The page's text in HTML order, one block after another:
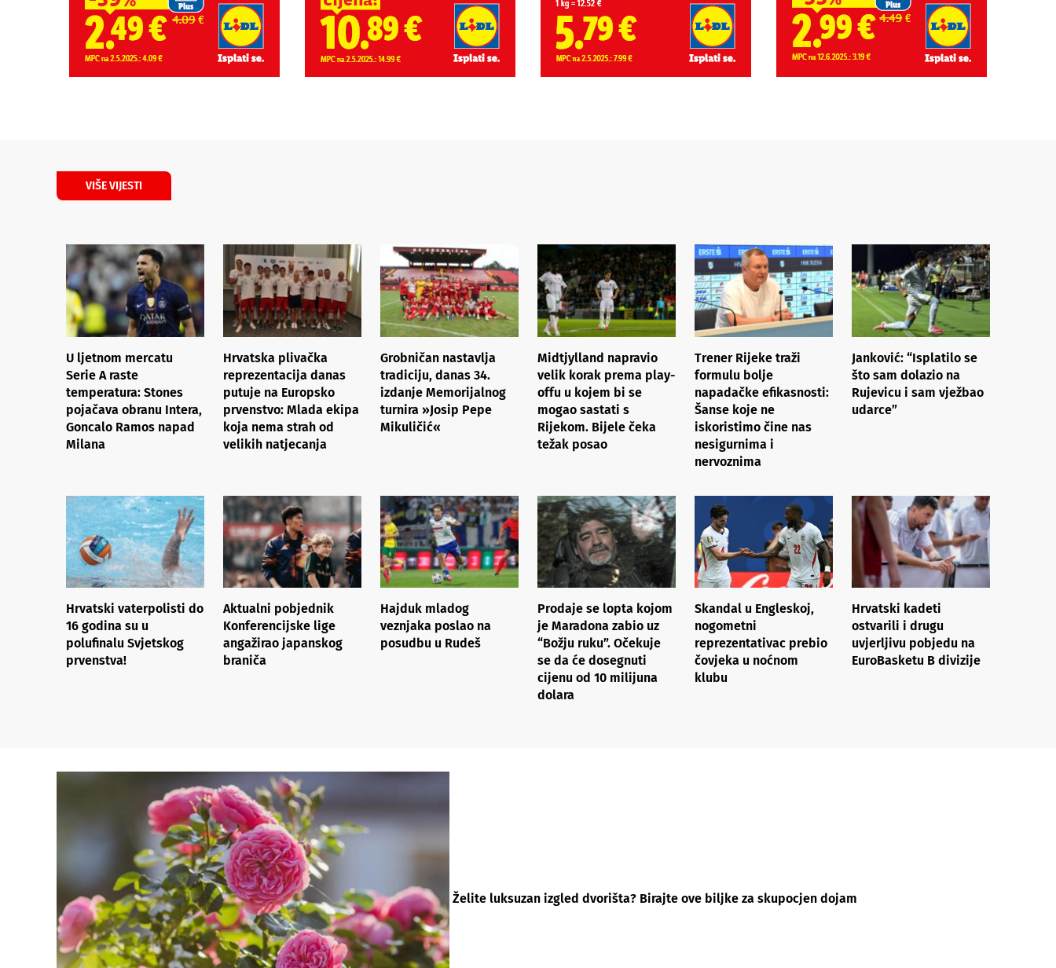
VIŠE VIJESTI
U ljetnom mercatu
Serie A raste
temperatura: Stones
pojačava obranu Intera,
Goncalo Ramos napad
Milana
Hrvatska plivačka
reprezentacija danas
putuje na Europsko
prvenstvo: Mlada ekipa
koja nema strah od
velikih natjecanja
Grobničan nastavlja
tradiciju, danas 34.
izdanje Memorijalnog
turnira »Josip Pepe
Mikuličić«
Midtjylland napravio
velik korak prema play-
offu u kojem bi se
mogao sastati s
Rijekom. Bijele čeka
težak posao
Trener Rijeke traži
formulu bolje
napadačke efikasnosti:
Šanse koje ne
iskoristimo čine nas
nesigurnima i
nervoznima
Janković: “Isplatilo se
što sam dolazio na
Rujevicu i sam vježbao
udarce”
Hrvatski vaterpolisti do
16 godina su u
polufinalu Svjetskog
prvenstva!
Aktualni pobjednik
Konferencijske lige
angažirao japanskog
braniča
Hajduk mladog
veznjaka poslao na
posudbu u Rudeš
Prodaje se lopta kojom
je Maradona zabio uz
“Božju ruku”. Očekuje
se da će dosegnuti
cijenu od 10 milijuna
dolara
Skandal u Engleskoj,
nogometni
reprezentativac prebio
čovjeka u noćnom
klubu
Hrvatski kadeti
ostvarili i drugu
uvjerljivu pobjedu na
EuroBasketu B divizije
Želite luksuzan izgled dvorišta? Birajte ove biljke za skupocjen dojam